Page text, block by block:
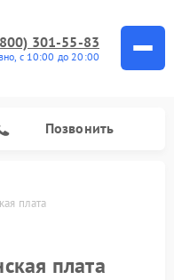
301-55-83
с 10:00 до 20:00
Позвонить
плата
плата